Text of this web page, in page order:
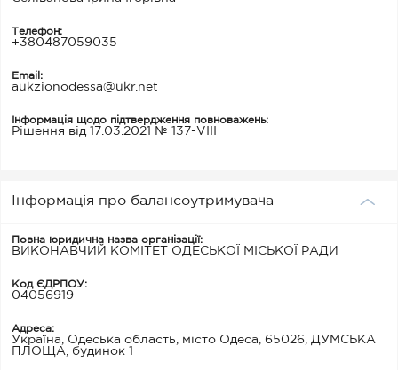
Телефон:
+380487059035
Email:
aukzionodessa@ukr.net
Інформація щодо підтвердження повноважень:
Рішення від 17.03.2021 № 137-VIII
Інформація про балансоутримувача
Повна юридична назва організації:
ВИКОНАВЧИЙ КОМІТЕТ ОДЕСЬКОЇ МІСЬКОЇ РАДИ
Код ЄДРПОУ:
04056919
Адреса:
Україна, Одеська область, місто Одеса, 65026, ДУМСЬКА
ПЛОЩА, будинок 1